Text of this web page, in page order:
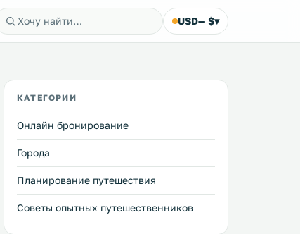
USD— $▾
КАТЕГОРИИ
Онлайн бронирование
Города
Планирование путешествия
Советы опытных путешественников